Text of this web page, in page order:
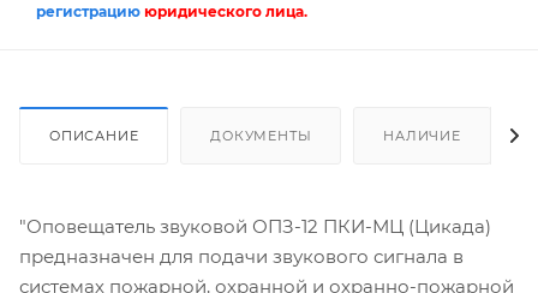
регистрацию юридического лица.
ОПИСАНИЕ ДОКУМЕНТЫ НАЛИЧИЕ
"Оповещатель звуковой ОПЗ-12 ПКИ-МЦ (Цикада)
предназначен для подачи звукового сигнала в
системах пожарной, охранной и охранно-пожарной